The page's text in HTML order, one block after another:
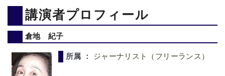
講演者プロフィール
倉地 紀子
所属 ： ジャーナリスト（フリーランス）